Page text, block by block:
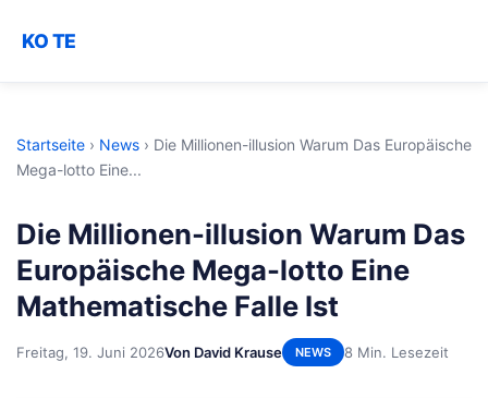
KO TE
Startseite › News › Die Millionen-illusion Warum Das Europäische
Mega-lotto Eine...
Die Millionen-illusion Warum Das
Europäische Mega-lotto Eine
Mathematische Falle Ist
Freitag, 19. Juni 2026Von David Krause NEWS 8 Min. Lesezeit